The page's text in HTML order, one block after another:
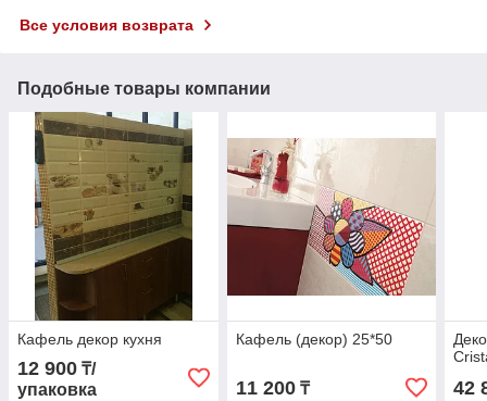
Все условия возврата
Подобные товары компании
Кафель декор кухня
12 900 ₸/
упаковка
Кафель (декор) 25*50
11 200₸ 42